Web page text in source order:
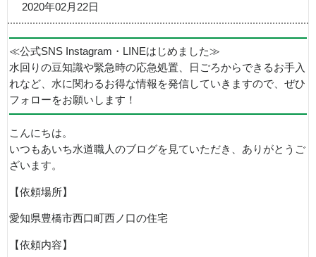
2020年02月22日
≪公式SNS Instagram・LINEはじめました≫
水回りの豆知識や緊急時の応急処置、日ごろからできるお手入
れなど、水に関わるお得な情報を発信していきますので、ぜひ
フォローをお願いします！
こんにちは。
いつもあいち水道職人のブログを見ていただき、ありがとうご
ざいます。
【依頼場所】
愛知県豊橋市西口町西ノ口の住宅
【依頼内容】